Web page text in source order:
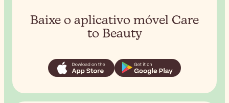
Baixe o aplicativo móvel Care
to Beauty